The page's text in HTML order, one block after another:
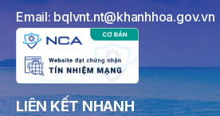
Email: bqlvnt.nt@khanhhoa.gov.vn
LIÊN KẾT NHANH